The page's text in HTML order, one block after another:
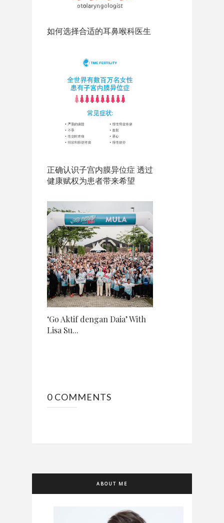
如何选择合适的耳鼻喉科医生
正确认识子宫内膜异位症 透过
健康赋权为患者带来希望
‘Go Aktif dengan Daia’ With
Lisa Su...
0 COMMENTS
ABOUT ME